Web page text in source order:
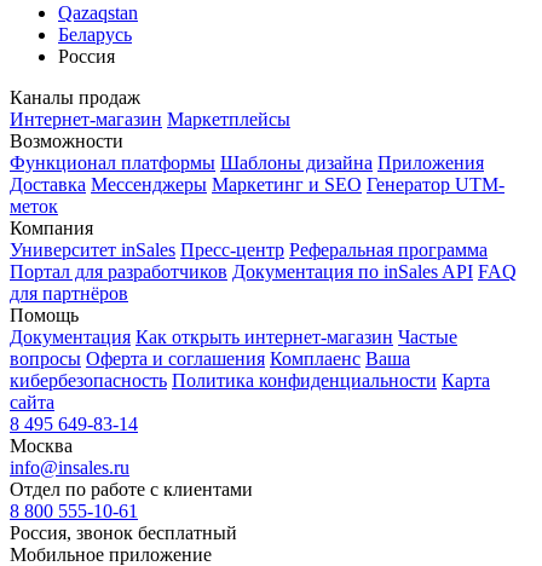
Qazaqstan
Беларусь
Россия
Каналы продаж
Интернет-магазин Маркетплейсы
Возможности
Функционал платформы Шаблоны дизайна Приложения
Доставка Мессенджеры Маркетинг и SEO Генератор UTM-
меток
Компания
Университет inSales Пресс-центр Реферальная программа
Портал для разработчиков Документация по inSales API FAQ
для партнёров
Помощь
Документация Как открыть интернет-магазин Частые
вопросы Оферта и соглашения Комплаенс Ваша
кибербезопасность Политика конфиденциальности Карта
сайта
8 495 649-83-14
Москва
info@insales.ru
Отдел по работе с клиентами
8 800 555-10-61
Россия, звонок бесплатный
Мобильное приложение